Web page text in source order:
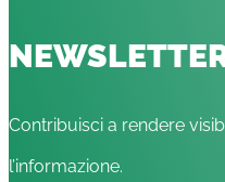
Contribuisci a rendere
l’informazione.